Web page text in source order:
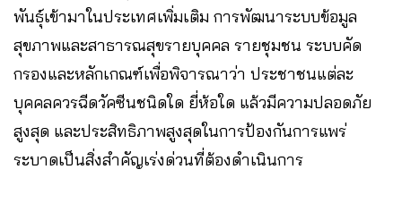
พันธุ์เข้ามาในประเทศเพิ่มเติม การพัฒนาระบบข้อมูล
สุขภาพและสาธารณสุขรายบุคคล รายชุมชน ระบบคัด
กรองและหลักเกณฑ์เพื่อพิจารณาว่า ประชาชนแต่ละ
บุคคลควรฉีดวัคซีนชนิดใด ยี่ห้อใด แล้วมีความปลอดภัย
สูงสุด และประสิทธิภาพสูงสุดในการป้องกันการแพร่
ระบาดเป็นสิ่งสำคัญเร่งด่วนที่ต้องดำเนินการ